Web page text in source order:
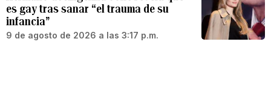
es gay tras sanar “el trauma de su
infancia”
9 de agosto de 2026 a las 3:17 p.m.